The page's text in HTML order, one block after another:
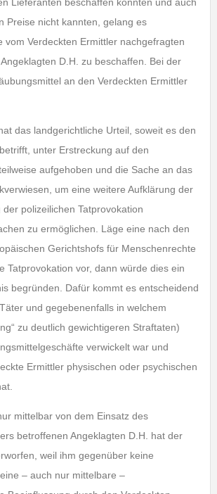
Preise nicht kannten, gelang es
vom Verdeckten Ermittler nachgefragten
D.H. zu beschaffen. Bei der
an den Verdeckten Ermittler
das landgerichtliche Urteil, soweit es den
unter Erstreckung auf den
aufgehoben und die Sache an das
um eine weitere Aufklärung der
polizeilichen Tatprovokation
zu ermöglichen. Läge eine nach den
Gerichtshofs für Menschenrechte
Tatprovokation vor, dann würde dies ein
begründen. Dafür kommt es entscheidend
und gegebenenfalls in welchem
zu deutlich gewichtigeren Straftaten)
verwickelt war und
Ermittler physischen oder psychischen
mittelbar von dem Einsatz des
betroffenen Angeklagten D.H. hat der
weil ihm gegenüber keine
– auch nur mittelbare –